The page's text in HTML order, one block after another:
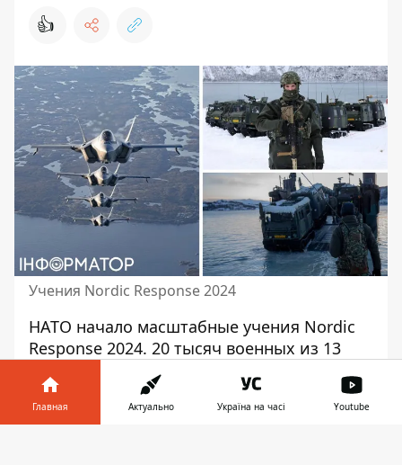
👍
Учения Nordic Response 2024
НАТО начало масштабные учения Nordic
Response 2024. 20 тысяч военных из 13
стран, включая Финляндию, принимают
участие в маневрах, проходящих в
Норвегии, Швеции и Финляндии.
Главная Актуально Україна на часі Youtube